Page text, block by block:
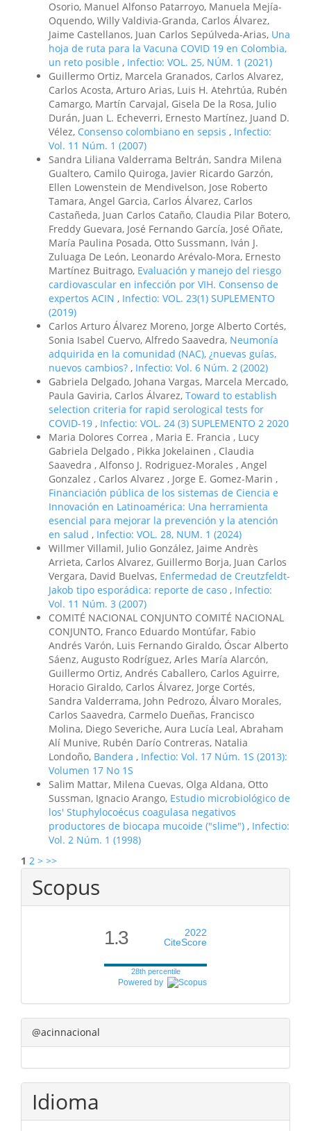
Osorio, Manuel Alfonso Patarroyo, Manuela Mejía-
Oquendo, Willy Valdivia-Granda, Carlos Álvarez,
Jaime Castellanos, Juan Carlos Sepúlveda-Arias, Una
hoja de ruta para la Vacuna COVID 19 en Colombia,
un reto posible , Infectio: VOL. 25, NÚM. 1 (2021)
Guillermo Ortiz, Marcela Granados, Carlos Alvarez,
Carlos Acosta, Arturo Arias, Luis H. Atehrtúa, Rubén
Camargo, Martín Carvajal, Gisela De la Rosa, Julio
Durán, Juan L. Echeverri, Ernesto Martínez, Juand D.
Vélez, Consenso colombiano en sepsis , Infectio:
Vol. 11 Núm. 1 (2007)
Sandra Liliana Valderrama Beltrán, Sandra Milena
Gualtero, Camilo Quiroga, Javier Ricardo Garzón,
Ellen Lowenstein de Mendivelson, Jose Roberto
Tamara, Angel Garcia, Carlos Álvarez, Carlos
Castañeda, Juan Carlos Cataño, Claudia Pilar Botero,
Freddy Guevara, José Fernando García, José Oñate,
María Paulina Posada, Otto Sussmann, Iván J.
Zuluaga De León, Leonardo Arévalo-Mora, Ernesto
Martínez Buitrago, Evaluación y manejo del riesgo
cardiovascular en infección por VIH. Consenso de
expertos ACIN , Infectio: VOL. 23(1) SUPLEMENTO
(2019)
Carlos Arturo Álvarez Moreno, Jorge Alberto Cortés,
Sonia Isabel Cuervo, Alfredo Saavedra, Neumonía
adquirida en la comunidad (NAC), ¿nuevas guías,
nuevos cambios? , Infectio: Vol. 6 Núm. 2 (2002)
Gabriela Delgado, Johana Vargas, Marcela Mercado,
Paula Gaviria, Carlos Álvarez, Toward to establish
selection criteria for rapid serological tests for
COVID-19 , Infectio: VOL. 24 (3) SUPLEMENTO 2 2020
Maria Dolores Correa , Maria E. Francia , Lucy
Gabriela Delgado , Pikka Jokelainen , Claudia
Saavedra , Alfonso J. Rodriguez-Morales , Angel
Gonzalez , Carlos Alvarez , Jorge E. Gomez-Marin ,
Financiación pública de los sistemas de Ciencia e
Innovación en Latinoamérica: Una herramienta
esencial para mejorar la prevención y la atención
en salud , Infectio: VOL. 28, NUM. 1 (2024)
Willmer Villamil, Julio González, Jaime Andrès
Arrieta, Carlos Alvarez, Guillermo Borja, Juan Carlos
Vergara, David Buelvas, Enfermedad de Creutzfeldt-
Jakob tipo esporádica: reporte de caso , Infectio:
Vol. 11 Núm. 3 (2007)
COMITÉ NACIONAL CONJUNTO COMITÉ NACIONAL
CONJUNTO, Franco Eduardo Montúfar, Fabio
Andrés Varón, Luis Fernando Giraldo, Óscar Alberto
Sáenz, Augusto Rodríguez, Arles María Alarcón,
Guillermo Ortiz, Andrés Caballero, Carlos Aguirre,
Horacio Giraldo, Carlos Álvarez, Jorge Cortés,
Sandra Valderrama, John Pedrozo, Álvaro Morales,
Carlos Saavedra, Carmelo Dueñas, Francisco
Molina, Diego Severiche, Aura Lucía Leal, Abraham
Alí Munive, Rubén Darío Contreras, Natalia
Londoño, Bandera , Infectio: Vol. 17 Núm. 1S (2013):
Volumen 17 No 1S
Salim Mattar, Milena Cuevas, Olga Aldana, Otto
Sussman, Ignacio Arango, Estudio microbiológico de
los' Stuphylocoécus coagulasa negativos
productores de biocapa mucoide ("slime") , Infectio:
Vol. 2 Núm. 1 (1998)
1 2 > >>
Scopus
1.3
2022
CiteScore
28th percentile
Powered by
@acinnacional
Idioma